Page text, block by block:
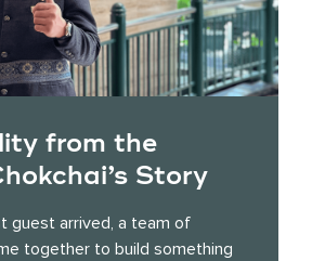
from the
Story
guest arrived, a team of
together to build something